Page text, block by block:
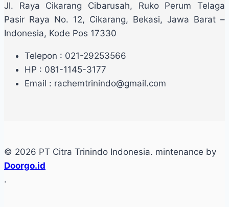
Jl. Raya Cikarang Cibarusah, Ruko Perum Telaga
Pasir Raya No. 12, Cikarang, Bekasi, Jawa Barat –
Indonesia, Kode Pos 17330
Telepon : 021-29253566
HP : 081-1145-3177
Email : rachemtrinindo@gmail.com
© 2026 PT Citra Trinindo Indonesia. mintenance by
Doorgo.id
.